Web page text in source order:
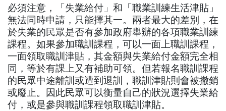
必須注意，「失業給付」和「職業訓練生活津貼」
無法同時申請，只能擇其一。兩者最大的差別，在
於失業的民眾是否有參加政府舉辦的各項職業訓練
課程。如果參加職訓課程，可以一面上職訓課程，
一面領取職訓津貼，其金額與失業給付金額完全相
同，等於有課上又有補助可領。但若報名職訓課程
的民眾中途離訓或遭到退訓，職訓津貼則會被撤銷
或廢止。因此民眾可以衡量自己的狀況選擇失業給
付，或是參與職訓課程領取職訓津貼。